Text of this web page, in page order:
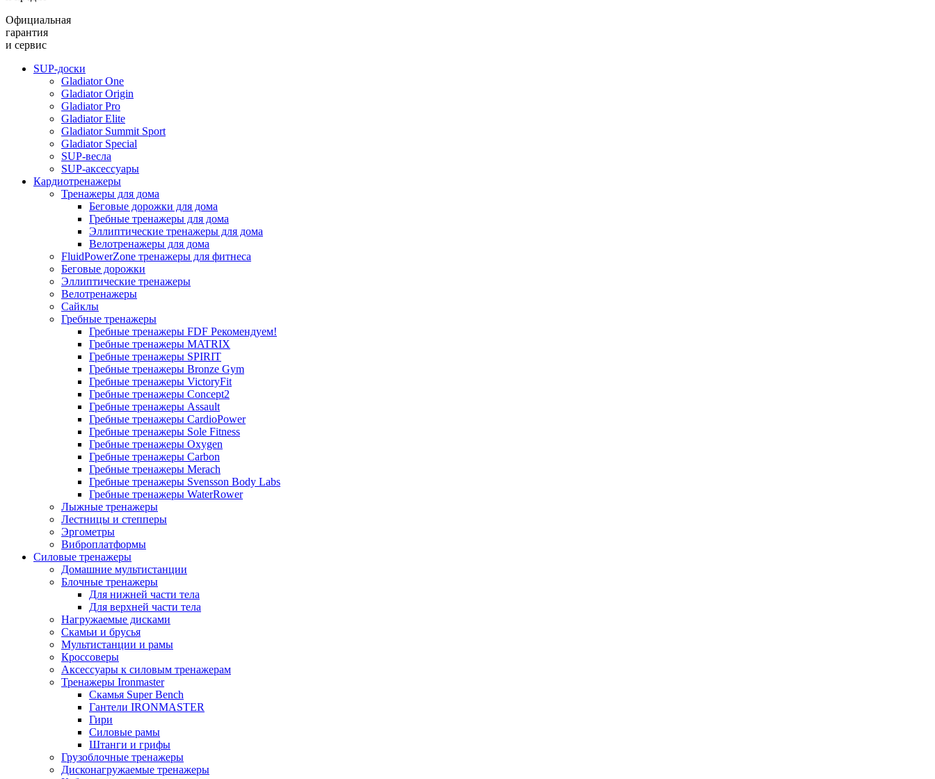
Официальная
гарантия
и сервис
SUP-доски
Gladiator One
Gladiator Origin
Gladiator Pro
Gladiator Elite
Gladiator Summit Sport
Gladiator Special
SUP-весла
SUP-аксессуары
Кардиотренажеры
Тренажеры для дома
Беговые дорожки для дома
Гребные тренажеры для дома
Эллиптические тренажеры для дома
Велотренажеры для дома
FluidPowerZone тренажеры для фитнеса
Беговые дорожки
Эллиптические тренажеры
Велотренажеры
Сайклы
Гребные тренажеры
Гребные тренажеры FDF Рекомендуем!
Гребные тренажеры MATRIX
Гребные тренажеры SPIRIT
Гребные тренажеры Bronze Gym
Гребные тренажеры VictoryFit
Гребные тренажеры Concept2
Гребные тренажеры Assault
Гребные тренажеры CardioPower
Гребные тренажеры Sole Fitness
Гребные тренажеры Oxygen
Гребные тренажеры Carbon
Гребные тренажеры Merach
Гребные тренажеры Svensson Body Labs
Гребные тренажеры WaterRower
Лыжные тренажеры
Лестницы и степперы
Эргометры
Виброплатформы
Силовые тренажеры
Домашние мультистанции
Блочные тренажеры
Для нижней части тела
Для верхней части тела
Нагружаемые дисками
Скамьи и брусья
Мультистанции и рамы
Кроссоверы
Аксессуары к силовым тренажерам
Тренажеры Ironmaster
Скамья Super Bench
Гантели IRONMASTER
Гири
Силовые рамы
Штанги и грифы
Грузоблочные тренажеры
Дисконагружаемые тренажеры